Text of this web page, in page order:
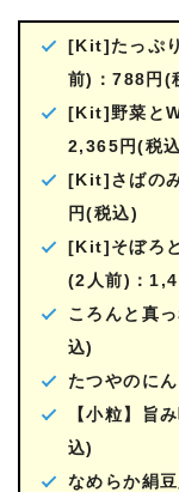
[Kit]たっぷ
前)：788円(
[Kit]野菜と
2,365円(税
[Kit]さばの
円(税込)
[Kit]そぼろ
(2人前)：
ころんと真
込)
たつやのに
【小粒】旨
込)
なめらか絹